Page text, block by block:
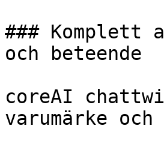
### Komplett
och beteende
coreAI
varumärke